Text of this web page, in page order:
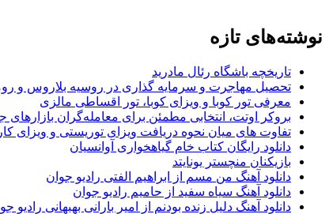
نوشته‌های تازه
تاریخچه باشگاه رئال مادرید
تحصیل مهاجرت و سرمایه گذاری در روسیه بلاروس و
معرفی تور کوبا و ویزای کوبا، تور اقساطی مالزی
بروکر اوتت، انتخابی مطمئن برای معامله‌گران بازارهای
تفاوت های میان نحوه دریافت ویزای توریستی و ویزای کار
دانلود رایگان کتاب خام گیاهخواری آوانسیان
بازیکنان منچستر یونایتد
دانلود آهنگ من مسم از ابراهیم الفتی رادیو جوان
دانلود آهنگ سیاه سفید از حامیم رادیو جوان
دانلود آهنگ دلیل زنده بودنم از امیر بارانی بهبهانی رادیو